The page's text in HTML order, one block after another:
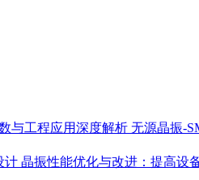
与工程应用深度解析 无源晶振-
计 晶振性能优化与改进：提高设